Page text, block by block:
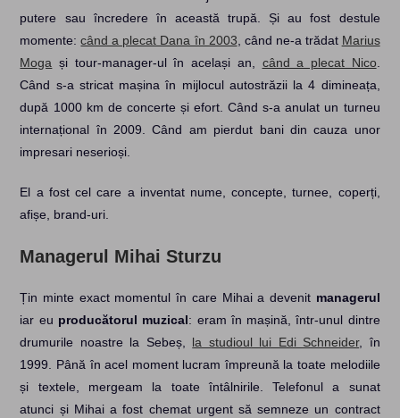
putere sau încredere în această trupă. Și au fost destule
momente:când a plecat Dana în 2003 , când ne-a trădat Marius
Moga și tour-manager-ul în același an, când a plecat Nico.
Când s-a stricat mașina în mijlocul autostrăzii la 4 dimineața,
după 1000 km de concerte și efort. Când s-a anulat un turneu
internațional în 2009. Când am pierdut bani din cauza unor
impresari neserioși.
El a fost cel care a inventat nume, concepte, turnee, coperți,
afișe, brand-uri.
Managerul Mihai Sturzu
Țin minte exact momentul în care Mihai a devenit managerul
iar eu producătorul muzical: eram în mașină, într-unul dintre
drumurile noastre la Sebeș, la studioul lui Edi Schneider, în
1999. Până în acel moment lucram împreună la toate melodiile
și textele, mergeam la toate întâlnirile. Telefonul a sunat
atunci și Mihai a fost chemat urgent să semneze un contract